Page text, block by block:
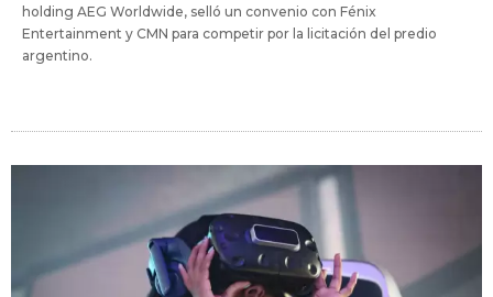
holding AEG Worldwide, selló un convenio con Fénix
Entertainment y CMN para competir por la licitación del predio
argentino.